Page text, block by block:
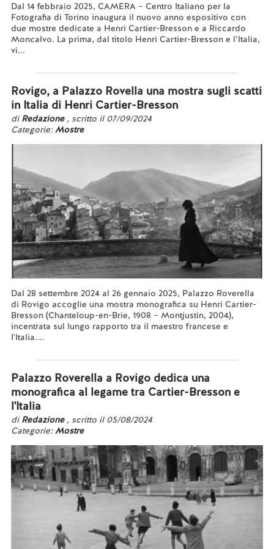
Dal 14 febbraio 2025, CAMERA – Centro Italiano per la
Fotografia di Torino inaugura il nuovo anno espositivo con
due mostre dedicate a Henri Cartier-Bresson e a Riccardo
Moncalvo. La prima, dal titolo Henri Cartier-Bresson e l’Italia,
vi...
Rovigo, a Palazzo Rovella una mostra sugli scatti
in Italia di Henri Cartier-Bresson
di Redazione , scritto il 07/09/2024
Categorie:Mostre
Dal 28 settembre 2024 al 26 gennaio 2025, Palazzo Roverella
di Rovigo accoglie una mostra monografica su Henri Cartier-
Bresson (Chanteloup-en-Brie, 1908 – Montjustin, 2004),
incentrata sul lungo rapporto tra il maestro francese e
l'Italia....
Palazzo Roverella a Rovigo dedica una
monografica al legame tra Cartier-Bresson e
l'Italia
di Redazione , scritto il 05/08/2024
Categorie:Mostre